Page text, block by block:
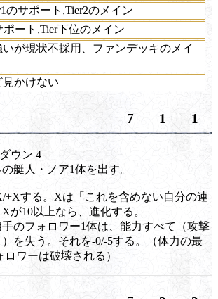
のサポート,Tier2のメイン
ポート,Tier下位のメイン
が現状不採用、ファンデッキのメイ
見かけない
7 1 1
ウン 4
艇人・ノア1体を出す。
+Xする。Xは「これを含めない自分の連
が10以上なら、進化する。
手のフォロワー1体は、能力すべて（攻撃
を失う。それを-0/-5する。（体力の最
ワーは破壊される）